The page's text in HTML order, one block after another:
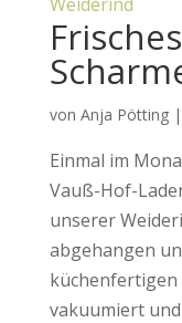
von Anja Pötting|
Einmal im
Vauß-Hof-
unserer
abgehangen
küchenfertigen
vakuumiert